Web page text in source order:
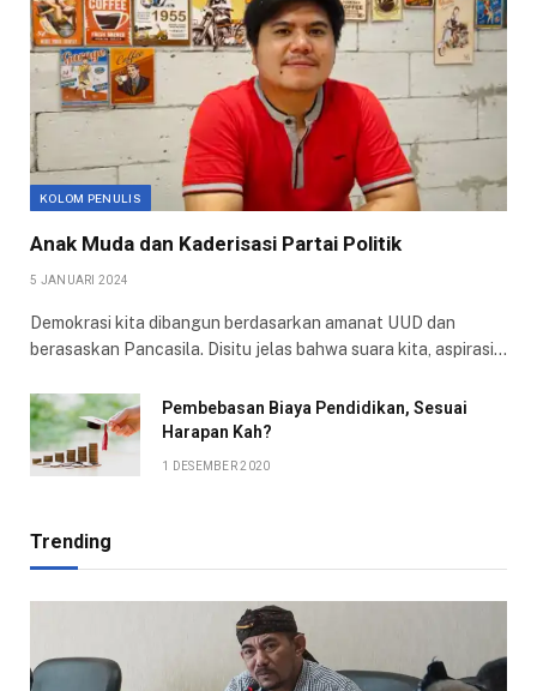
KOLOM PENULIS
Anak Muda dan Kaderisasi Partai Politik
5 JANUARI 2024
Demokrasi kita dibangun berdasarkan amanat UUD dan
berasaskan Pancasila. Disitu jelas bahwa suara kita, aspirasi…
Pembebasan Biaya Pendidikan, Sesuai
Harapan Kah?
1 DESEMBER 2020
Trending